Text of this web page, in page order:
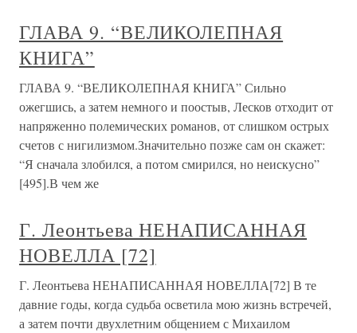
ГЛАВА 9. “ВЕЛИКОЛЕПНАЯ
КНИГА”
ГЛАВА 9. “ВЕЛИКОЛЕПНАЯ КНИГА” Сильно
ожегшись, а затем немного и поостыв, Лесков отходит от
напряженно полемических романов, от слишком острых
счетов с нигилизмом.Значительно позже сам он скажет:
“Я сначала злобился, а потом смирился, но неискусно”
[495].В чем же
Г. Леонтьева НЕНАПИСАННАЯ
НОВЕЛЛА [72]
Г. Леонтьева НЕНАПИСАННАЯ НОВЕЛЛА[72] В те
давние годы, когда судьба осветила мою жизнь встречей,
а затем почти двухлетним общением с Михаилом